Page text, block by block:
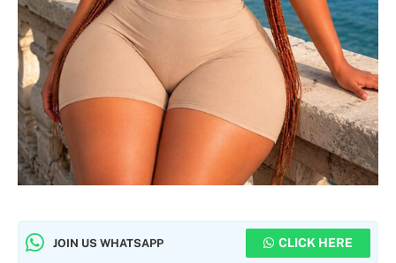
JOIN US WHATSAPP CLICK HERE